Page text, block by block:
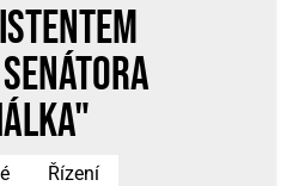
Řízení